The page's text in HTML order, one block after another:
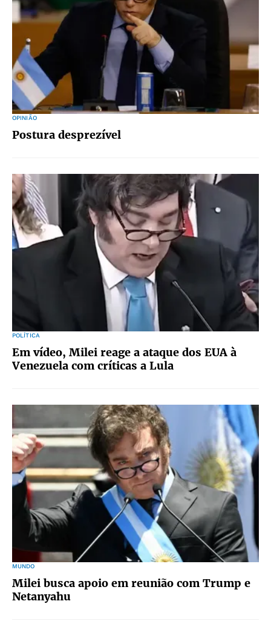
OPINIÃO
Postura desprezível
POLÍTICA
Em vídeo, Milei reage a ataque dos EUA à
Venezuela com críticas a Lula
MUNDO
Milei busca apoio em reunião com Trump e
Netanyahu